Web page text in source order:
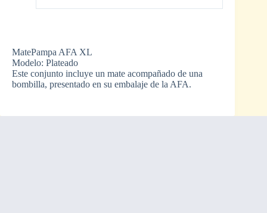
MatePampa AFA XL
Modelo: Plateado
Este conjunto incluye un mate acompañado de una
bombilla, presentado en su embalaje de la AFA.